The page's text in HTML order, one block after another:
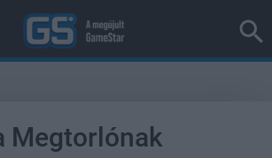
Megtorlónak